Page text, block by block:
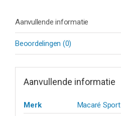
Aanvullende informatie
Beoordelingen (0)
Aanvullende informatie
Merk
Macaré Sport